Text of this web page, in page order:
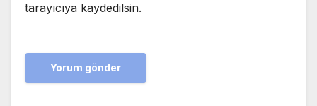
tarayıcıya kaydedilsin.